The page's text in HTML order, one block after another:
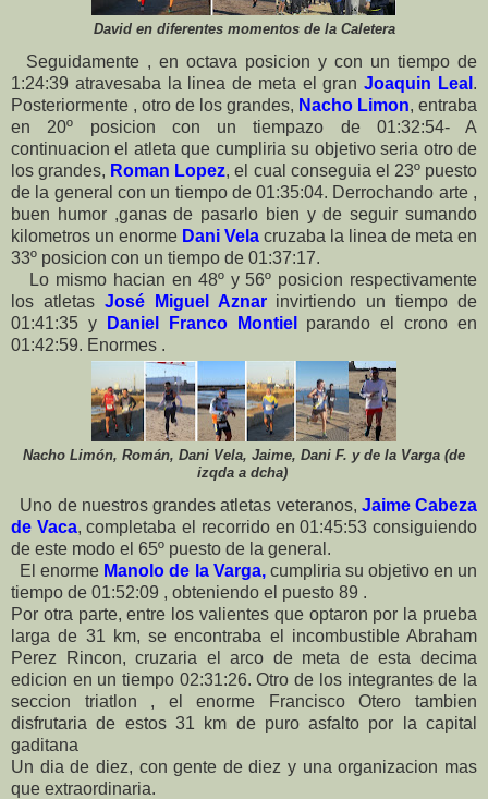
David en diferentes momentos de la Caletera
Seguidamente , en octava posicion y con un tiempo de
1:24:39 atravesaba la linea de meta el granJoaquin Leal .
Posteriormente , otro de los grandes, Nacho Limon, entraba
en 20º posicion con un tiempazo de 01:32:54- A
continuacion el atleta que cumpliria su objetivo seria otro de
los grandes, Roman Lopez, el cual conseguia el 23º puesto
de la general con un tiempo de 01:35:04. Derrochando arte ,
buen humor ,ganas de pasarlo bien y de seguir sumando
kilometros un enorme Dani Vela cruzaba la linea de meta en
33º posicion con un tiempo de 01:37:17.
Lo mismo hacian en 48º y 56º posicion respectivamente
los atletas José Miguel Aznarinvirtiendo un tiempo de
01:41:35 y
Daniel Franco Montiel
parando el crono en
01:42:59. Enormes .
Nacho Limón, Román, Dani Vela, Jaime, Dani F. y de la Varga (de
izqda a dcha)
Uno de nuestros grandes atletas veteranos, Jaime Cabeza
de Vaca, completaba el recorrido en 01:45:53 consiguiendo
de este modo el 65º puesto de la general.
El enorme Manolo de la Varga,cumpliria su objetivo en un
tiempo de 01:52:09 , obteniendo el puesto 89 .
Por otra parte, entre los valientes que optaron por la prueba
larga de 31 km, se encontraba el incombustible Abraham
Perez Rincon, cruzaria el arco de meta de esta decima
edicion en un tiempo 02:31:26. Otro de los integrantes de la
seccion triatlon , el enorme Francisco Otero tambien
disfrutaria de estos 31 km de puro asfalto por la capital
gaditana
Un dia de diez, con gente de diez y una organizacion mas
que extraordinaria.